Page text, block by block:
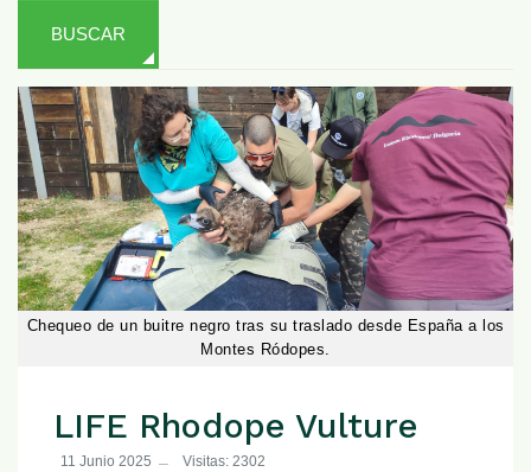
BUSCAR
Chequeo de un buitre negro tras su traslado desde España a los
Montes Ródopes.
LIFE Rhodope Vulture
11 Junio 2025 Visitas: 2302